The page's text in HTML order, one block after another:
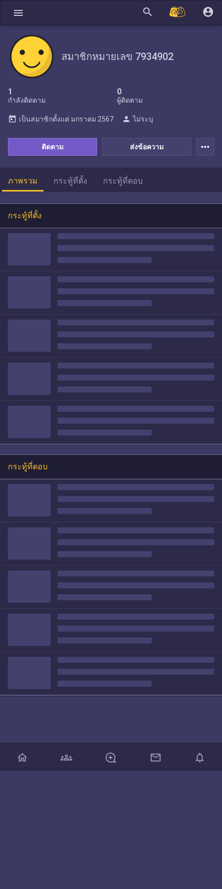
menu search account_circle
สมาชิกหมายเลข 7934902
1
กำลังติดตาม
0
ผู้ติดตาม
ส่งข้อความ
ติดตาม
today เป็นสมาชิกตั้งแต่ มกราคม 2567 person ไม่ระบุ
more_horiz
ภาพรวม กระทู้ที่ตั้ง กระทู้ที่ตอบ
กระทู้ที่ตั้ง
กระทู้ที่ตอบ